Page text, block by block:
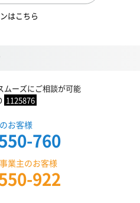
はこちら
ムーズにご相談が可能
1125876
お客様
760
業主のお客様
922